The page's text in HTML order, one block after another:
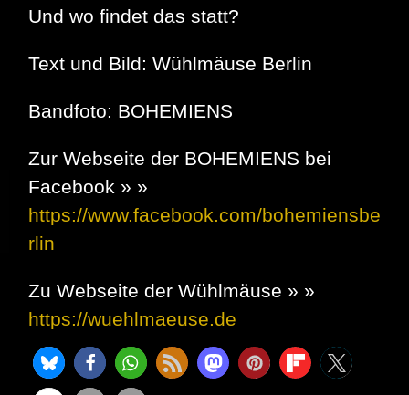
Und wo findet das statt?
Text und Bild: Wühlmäuse Berlin
Bandfoto: BOHEMIENS
Zur Webseite der BOHEMIENS bei
Facebook » »
https://www.facebook.com/bohemiensbe
rlin
Zu Webseite der Wühlmäuse » »
https://wuehlmaeuse.de